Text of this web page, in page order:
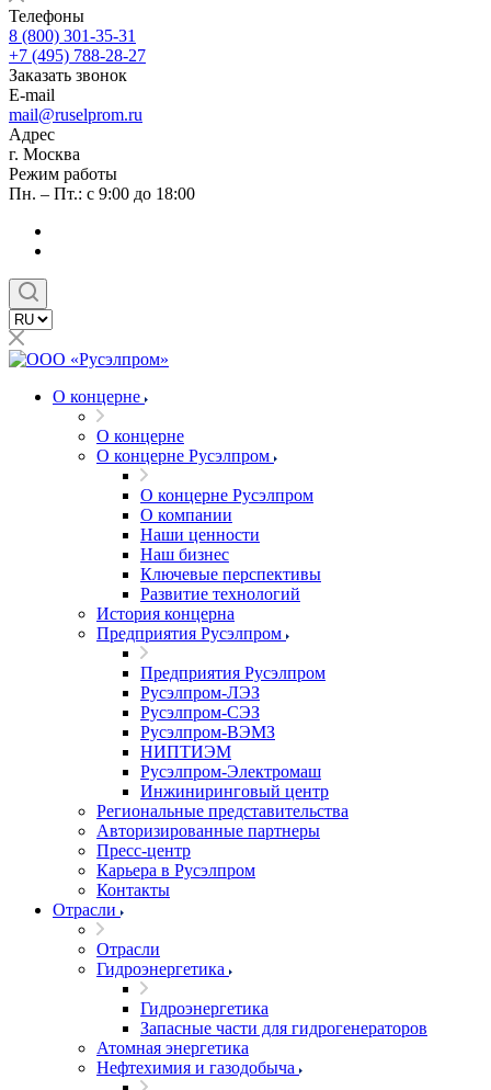
Телефоны
8 (800) 301-35-31
+7 (495) 788-28-27
Заказать звонок
E-mail
mail@ruselprom.ru
Адрес
г. Москва
Режим работы
Пн. – Пт.: с 9:00 до 18:00
О концерне
О концерне
О концерне Русэлпром
О концерне Русэлпром
О компании
Наши ценности
Наш бизнес
Ключевые перспективы
Развитие технологий
История концерна
Предприятия Русэлпром
Предприятия Русэлпром
Русэлпром-ЛЭЗ
Русэлпром-СЭЗ
Русэлпром-ВЭМЗ
НИПТИЭМ
Русэлпром-Электромаш
Инжиниринговый центр
Региональные представительства
Авторизированные партнеры
Пресс-центр
Карьера в Русэлпром
Контакты
Отрасли
Отрасли
Гидроэнергетика
Гидроэнергетика
Запасные части для гидрогенераторов
Атомная энергетика
Нефтехимия и газодобыча